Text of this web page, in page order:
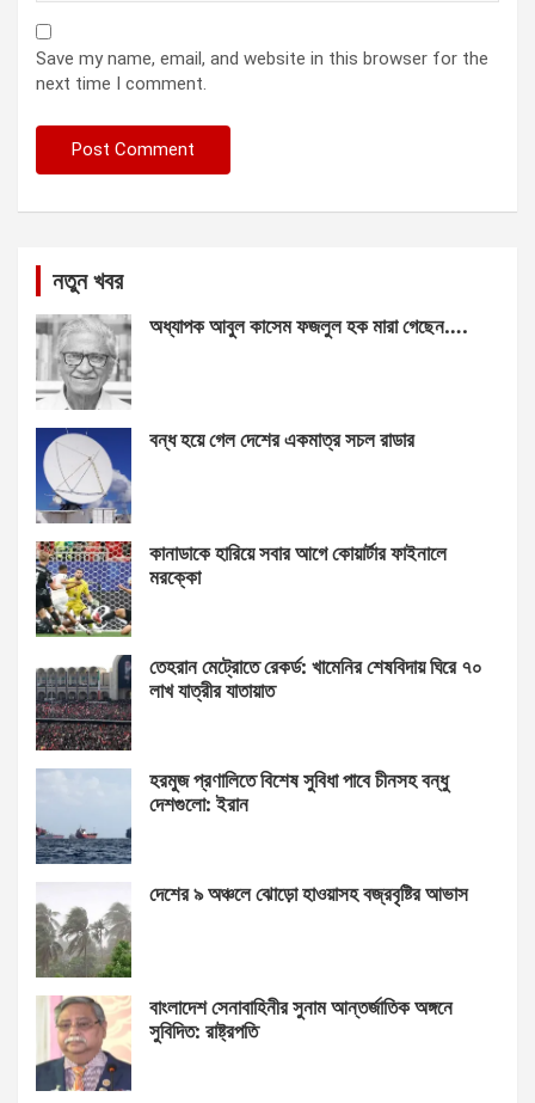
Save my name, email, and website in this browser for the
next time I comment.
নতুন খবর
অধ্যাপক আবুল কাসেম ফজলুল হক মারা গেছেন….
বন্ধ হয়ে গেল দেশের একমাত্র সচল রাডার
কানাডাকে হারিয়ে সবার আগে কোয়ার্টার ফাইনালে
মরক্কো
তেহরান মেট্রোতে রেকর্ড: খামেনির শেষবিদায় ঘিরে ৭০
লাখ যাত্রীর যাতায়াত
হরমুজ প্রণালিতে বিশেষ সুবিধা পাবে চীনসহ বন্ধু
দেশগুলো: ইরান
দেশের ৯ অঞ্চলে ঝোড়ো হাওয়াসহ বজ্রবৃষ্টির আভাস
বাংলাদেশ সেনাবাহিনীর সুনাম আন্তর্জাতিক অঙ্গনে
সুবিদিত: রাষ্ট্রপতি